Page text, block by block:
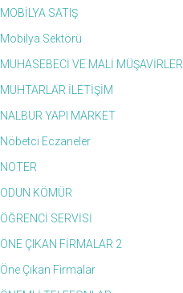
MOBİLYA SATIŞ
Mobilya Sektörü
MUHASEBECİ VE MALİ MÜŞAVİRLER
MUHTARLAR İLETİŞİM
NALBUR YAPI MARKET
Nöbetci Eczaneler
NOTER
ODUN KÖMÜR
ÖĞRENCİ SERVİSİ
ÖNE ÇIKAN FİRMALAR 2
Öne Çıkan Firmalar